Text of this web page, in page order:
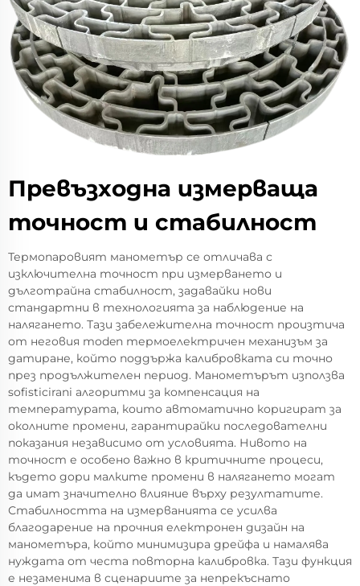
Превъзходна измерваща
точност и стабилност
Термопаровият манометър се отличава с
изключителна точност при измерването и
дълготрайна стабилност, задавайки нови
стандартни в технологията за наблюдение на
налягането. Тази забележителна точност произтича
от неговия moden термоелектричен механизъм за
датиране, който поддържа калибровката си точно
през продължителен период. Манометърът използва
sofisticirani алгоритми за компенсация на
температурата, които автоматично коригират за
околните промени, гарантирайки последователни
показания независимо от условията. Нивото на
точност е особено важно в критичните процеси,
където дори малките промени в налягането могат
да имат значително влияние върху резултатите.
Стабилността на измерванията се усилва
благодарение на прочния електронен дизайн на
манометъра, който минимизира дрейфа и намалява
нуждата от честа повторна калибровка. Тази функция
е незаменима в сценариите за непрекъснато